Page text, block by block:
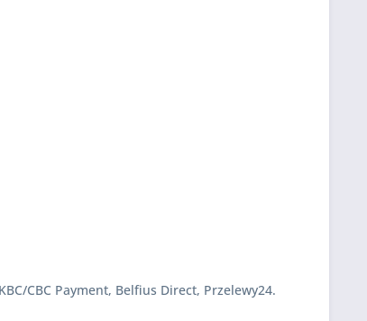
CBC Payment, Belfius Direct, Przelewy24.